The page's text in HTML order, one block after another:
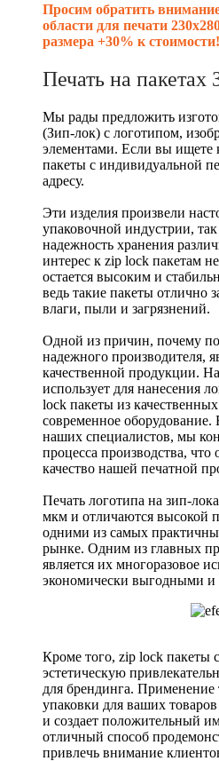
Просим обратить
области для печати
размера +30% к стоимости!
Печать на пакетах
Мы рады предложить
(Зип-лок) с логотипом,
элементами. Если вы ищете
пакеты с индивидуальной
адресу.
Эти изделия произвели
упаковочной индустрии,
надежность хранения
интерес к zip lock пакетам
остается высоким и
ведь такие пакеты отлично
влаги, пыли и загрязнений.
Одной из причин, почему
надежного производителя,
качественной продукции.
использует для нанесения
lock пакеты из
современное
наших специалистов, мы
процесса производства, что
качество нашей печатной
Печать логотипа на зип-
мкм и отличаются высокой
одними из самых
рынке. Одним из главных
является их многоразовое
экономически выгодными и
Кроме того, zip lock пакеты
эстетическую
для брендинга. Применение
упаковки для ваших
и создает положительный
отличный способ
привлечь внимание